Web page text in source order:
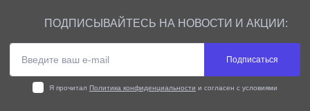
ПОДПИСЫВАЙТЕСЬ НА НОВОСТИ И АКЦИИ:
Подписаться
Я прочитал Политика конфиденциальности и согласен с условиями